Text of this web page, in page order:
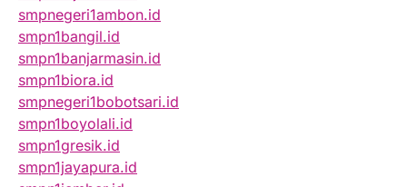
smpnegeri1ambon.id
smpn1bangil.id
smpn1banjarmasin.id
smpn1biora.id
smpnegeri1bobotsari.id
smpn1boyolali.id
smpn1gresik.id
smpn1jayapura.id